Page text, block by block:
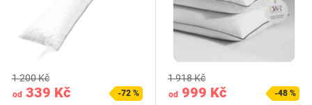
od 339 Kč
1 200 Kč
-72 % od 999 Kč
1 918 Kč
-48 %